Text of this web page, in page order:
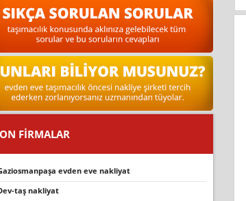
FİRMALAR
gazi̇osmanpaşa evden eve nakli̇yat
dev-taş nakliyat